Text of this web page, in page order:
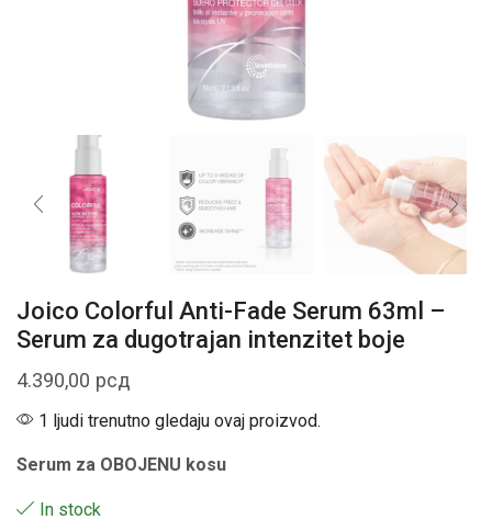
Joico Colorful Anti-Fade Serum 63ml –
Serum za dugotrajan intenzitet boje
4.390,00 рсд
1 ljudi trenutno gledaju ovaj proizvod.
Serum za OBOJENU kosu
In stock